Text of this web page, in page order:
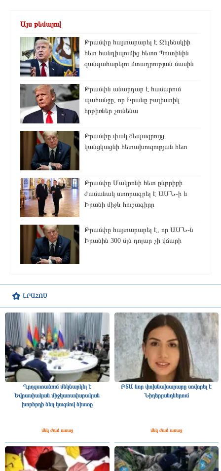
ԼՐԱՀՈՍ
Ղրղզստանում մեկնարկել է
Եվրասիական միջկառավարական
խորհրդի նեղ կազմով նիստը
մեկ ժամ առաջ
ԲՏԱ նոր փոխնախարարը սովորել է
Նիդերլանդներում
մեկ ժամ առաջ
Այս թեմայով
Թրամփը հայտարարել է Զելենսկիի
հետ հանդիպումից հետո Պուտինին
զանգահարելու մտադրության մասին
Թրամփն անարդար է համարում
պահանջը, որ Իրանը բալիստիկ
հրթիռներ չունենա
Թրամփը փակ ճեպազրույց
կանցկացնի հետախուզության հետ
Թրամփը Մակրոնի հետ ընթրիքի
ժամանակ ստորագրել է ԱՄՆ-ի և
Իրանի միջև հուշագիրը
Թրամփը հայտարարել է, որ ԱՄՆ-ն
Իրանին 300 մլն դոլար չի վճարի